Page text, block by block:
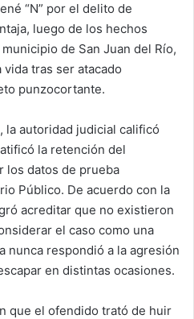
“N” por el delito de
luego de los hechos
de San Juan del Río,
tras ser atacado
punzocortante.
la autoridad judicial calificó
la retención del
los datos de prueba
Público. De acuerdo con la
acreditar que no existieron
el caso como una
nunca respondió a la agresión
en distintas ocasiones.
que el ofendido trató de huir